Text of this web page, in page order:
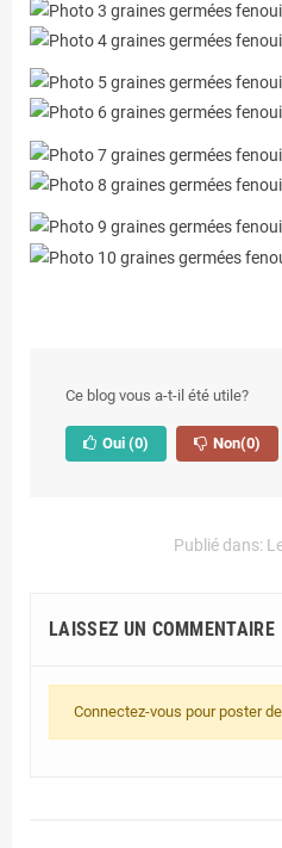
Ce blog vous a-t-il été utile?
Oui (0) Non(0)
Publié dans:
LAISSEZ UN COMMENTAIRE
Connectez-vous pour poster